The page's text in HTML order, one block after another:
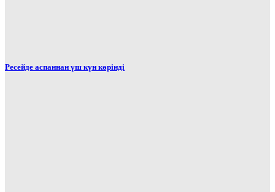
Ресейде аспаннан үш күн көрінді